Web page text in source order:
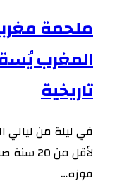
ملحمة
المغرب
تاريخية
في ليلة من ليالي
لأقل
فوزه…